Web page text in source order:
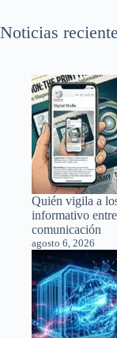
Noticias
Quién vigila a
informativo
comunicación
agosto 6, 2026